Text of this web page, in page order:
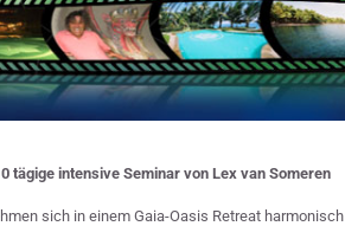
tägige intensive Seminar von Lex van Someren
sich in einem Gaia-Oasis Retreat harmonisch